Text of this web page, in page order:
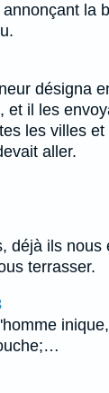
la
désigna
et il les
les villes
aller.
déjà ils nous
terrasser.